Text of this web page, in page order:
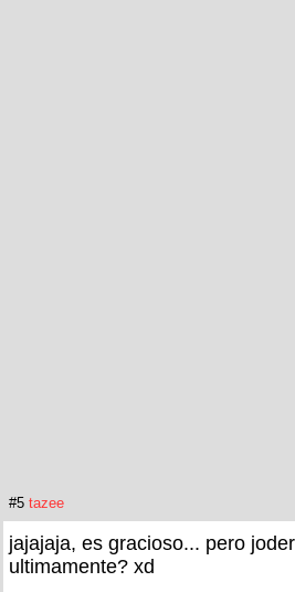
#5 tazee
jajajaja, es gracioso... pero
ultimamente? xd